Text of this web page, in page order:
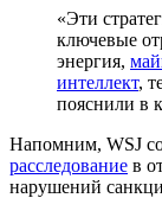
«Эти
ключевые
энергия,
интеллект,
пояснили в
Напомним, WSJ
расследование в
нарушений